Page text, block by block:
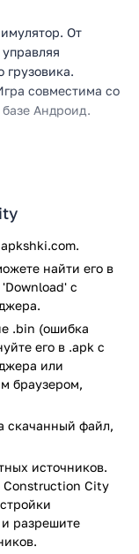
От
грузовика.
совместима со
Андроид.
пройти
Только
новый уровень.
очистки
булыжники
требуется
на грузовик,
от
все
найти его в
с
.bin (ошибка
его в .apk с
или
браузером,
скачанный файл,
источников.
Construction City
и разрешите